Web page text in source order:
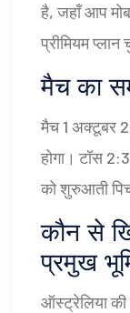
है, जहाँ आप
प्रीमियम
मैच का
मैच 1 अक्टूबर
होगा। टॉस
को शुरुआती
कौन से
प्रमुख
ऑस्ट्रेलिया की